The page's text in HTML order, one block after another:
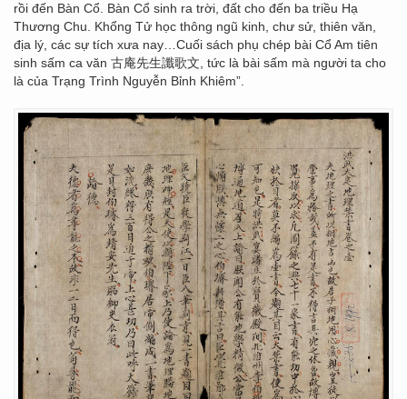
rồi đến Bàn Cổ. Bàn Cổ sinh ra trời, đất cho đến ba triều Hạ
Thương Chu. Khổng Tử học thông ngũ kinh, chư sử, thiên văn,
địa lý, các sự tích xưa nay…Cuối sách phụ chép bài Cổ Am tiên
sinh sấm ca văn 古庵先生讖歌文, tức là bài sấm mà người ta cho
là của Trạng Trình Nguyễn Bỉnh Khiêm”.